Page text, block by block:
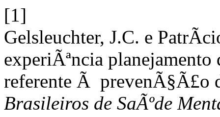
[1]
Gelsleuchter, J.C. e
experiÃªncia
referente Ã prevenÃ§Ã£o
Brasileiros de SaÃºde